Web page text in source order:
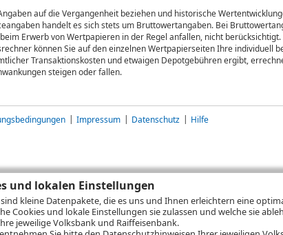
und lokalen Einstellungen
kleine Datenpakete, die es uns und Ihnen erleichtern eine
Cookies und lokale Einstellungen sie zulassen und welche sie
jeweilige Volksbank und Raiffeisenbank.
auf die Vergangenheit beziehen und historische
handelt es sich stets um Bruttowertangaben. Bei
Erwerb von Wertpapieren in der Regel anfallen, nicht
können Sie auf den einzelnen Wertpapierseiten Ihre individuell
Transaktionskosten und etwaigen Depotgebühren ergibt,
steigen oder fallen.
Impressum Datenschutz
Hilfe